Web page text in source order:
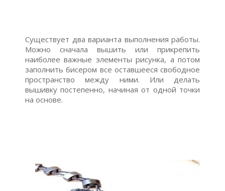
Существует два варианта выполнения работы.
Можно сначала вышить или прикрепить
наиболее важные элементы рисунка, а потом
заполнить бисером все оставшееся свободное
пространство между ними. Или делать
вышивку постепенно, начиная от одной точки
на основе.